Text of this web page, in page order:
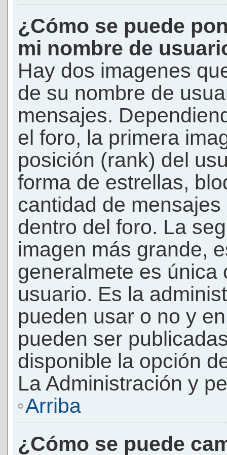
¿Cómo se puede
mi nombre de
Hay dos imagenes
de su nombre de
mensajes.
el foro, la primera
posición (rank) del
forma de estrellas,
cantidad de
dentro del foro. La
imagen más grande,
generalmete es única
usuario. Es la
pueden usar o no y
pueden ser
disponible la opción
La Administración y
Arriba
¿Cómo se puede